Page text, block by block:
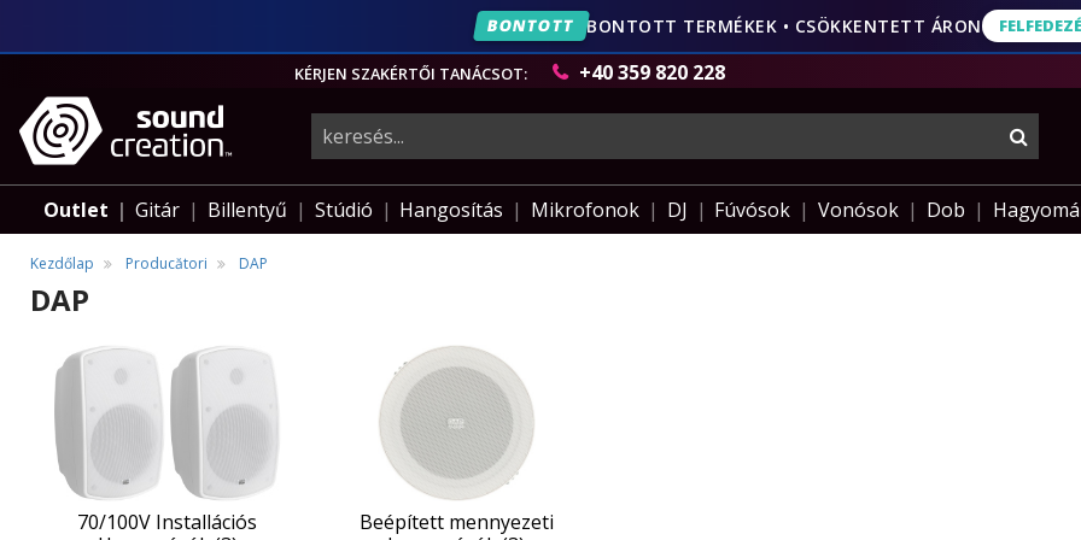
BONTOTT BONTOTT TERMÉKEK • CSÖKKENTETT ÁRONFELFEDEZÉS
KÉRJEN SZAKÉRTŐI TANÁCSOT:
+40 359 820 228
hangszerek,
pro-
audio
felszerelés
Outlet Gitár Billentyű Stúdió Hangosítás Mikrofonok DJ Fúvósok Vonósok Dob
Kezdőlap Producători DAP
DAP
70/100V
Installációs
Hangszórók
70/100V
Installációs
Hangszórók
70/100V Installációs
mennyezeti
hangszórók
Beépített
mennyezeti
hangszórók
Beépített mennyezeti